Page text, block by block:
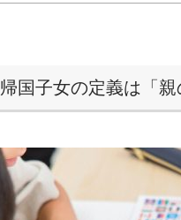
帰国子女の定義は「